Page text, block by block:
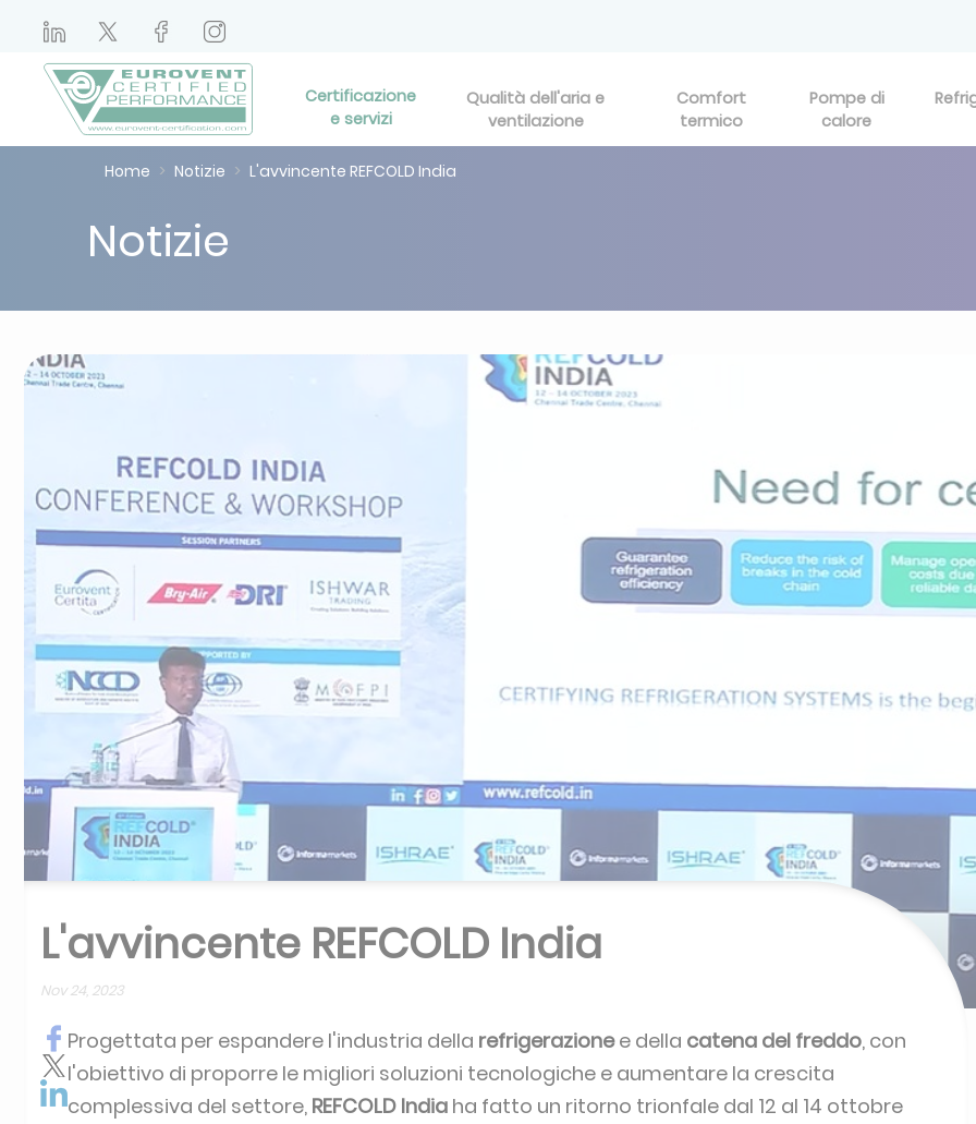
Certificazione
e servizi
Qualità dell'aria e
ventilazione
Comfort
termico
Pompe di
calore
Home Notizie L'avvincente REFCOLD India
Notizie
L'avvincente REFCOLD India
Nov 24, 2023
Progettata per espandere l'industria della refrigerazionee della catena del freddo, con
l'obiettivo di proporre le migliori soluzioni tecnologiche e aumentare la crescita
complessiva del settore, REFCOLD India ha fatto un ritorno trionfale dal 12 al 14 ottobre